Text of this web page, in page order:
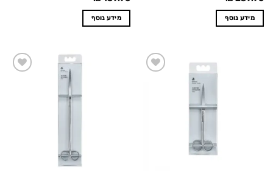
מידע נוסף מידע נוסף